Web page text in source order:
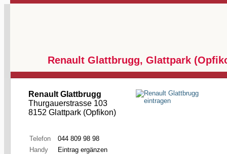
Renault Glattbrugg, Glattpark
Renault Glattbrugg
Thurgauerstrasse 103
8152 Glattpark (Opfikon)
Telefon
044 809 98 98
Handy
Eintrag ergänzen